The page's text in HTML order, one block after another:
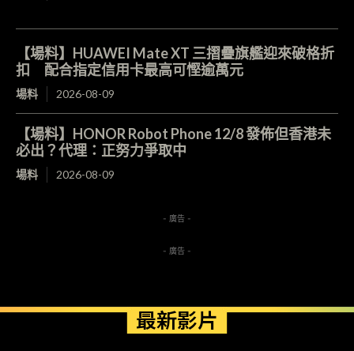
【場料】HUAWEI Mate XT 三摺疊旗艦迎來破格折
扣 配合指定信用卡最高可慳逾萬元
場料 2026-08-09
【場料】HONOR Robot Phone 12/8 發佈但香港未
必出？代理：正努力爭取中
場料 2026-08-09
- 廣告 -
- 廣告 -
最新影片